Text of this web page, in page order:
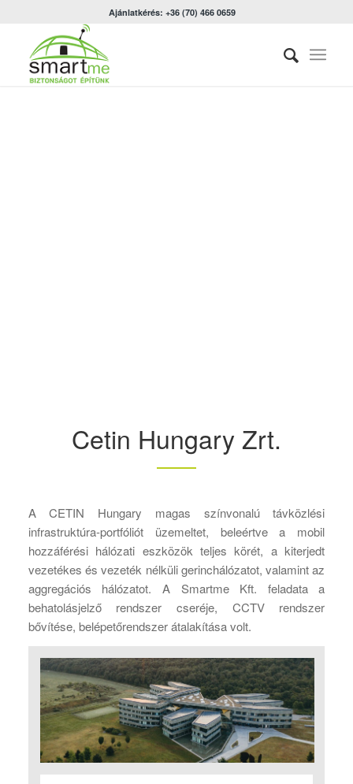
Ajánlatkérés: +36 (70) 466 0659
Cetin Hungary Zrt.
A CETIN Hungary magas színvonalú távközlési
infrastruktúra-portfóliót üzemeltet, beleértve a mobil
hozzáférési hálózati eszközök teljes körét, a kiterjedt
vezetékes és vezeték nélküli gerinchálózatot, valamint az
aggregációs hálózatot. A Smartme Kft. feladata a
behatolásjelző rendszer cseréje, CCTV rendszer
bővítése, belépetőrendszer átalakítása volt.